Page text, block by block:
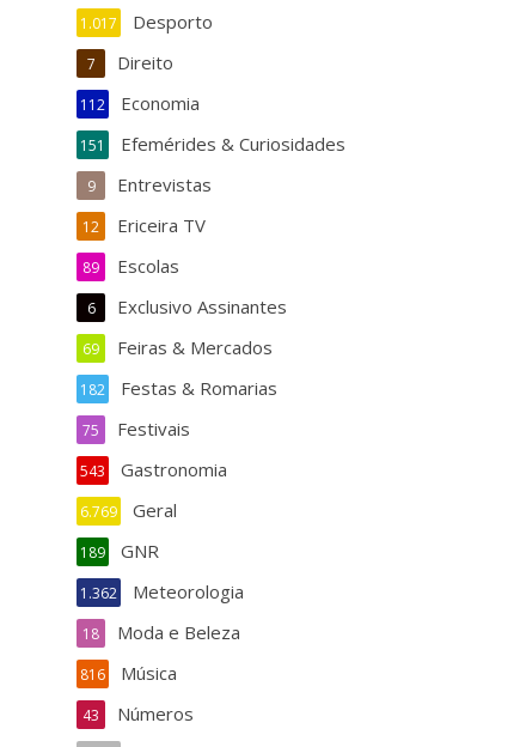
Desporto
1.017
Direito
7
Economia
112
Efemérides & Curiosidades
151
Entrevistas
9
Ericeira TV
12
Escolas
89
Exclusivo Assinantes
6
Feiras & Mercados
69
Festas & Romarias
182
Festivais
75
Gastronomia
543
Geral
6.769
GNR
189
Meteorologia
1.362
Moda e Beleza
18
Música
816
Números
43